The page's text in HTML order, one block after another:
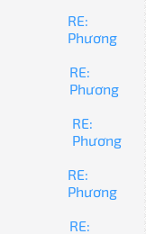
RE:
Phương
RE:
Phương
RE:
Phương
RE:
Phương
RE: